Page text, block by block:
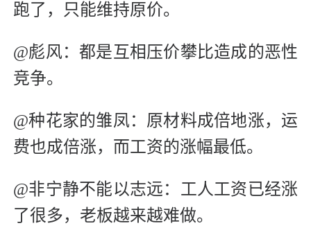
跑了，只能维持原价。
@彪风：都是互相压价攀比造成的恶性
竞争。
@种花家的雏凤：原材料成倍地涨，运
费也成倍涨，而工资的涨幅最低。
@非宁静不能以志远：工人工资已经涨
了很多，老板越来越难做。